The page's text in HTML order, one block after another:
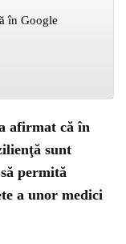
în Google
afirmat că în
sunt
permită
a unor medici